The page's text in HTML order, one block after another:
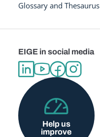
Glossary and Thesaurus
EIGE in social media
Help us
improve